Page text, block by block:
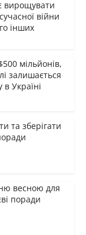
вирощувати
війни
інших
мільйонів,
залишається
Україні
та зберігати
весною для
поради